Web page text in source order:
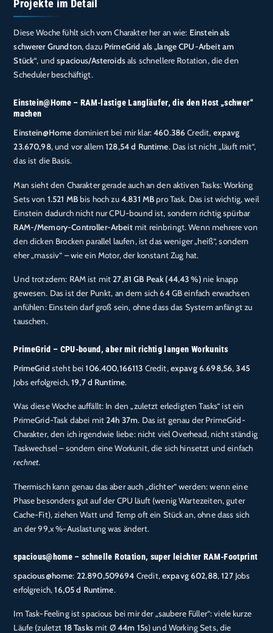
Projekte im Detail
Diese Woche fühlt sich vom Charakter her an wie: Einstein als
schwerer Grundton, dazu PrimeGrid als „lange CPU-Arbeit am
Stück“, undspacious/Asteroidsals schnellere Rotation, die den
Scheduler beschäftigt.
Einstein@Home – RAM-lastige Langläufer, die den Host „schwer“
machen
Einstein@Home dominiert bei mir klar:460.386 Credit, expavg
23.670,98, und vor allem128,54 d Runtime. Das ist nicht „läuft mit“,
das ist die Basis.
Man sieht den Charakter gerade auch an den aktiven Tasks: Working
Sets von 1.521 MBbis hoch zu4.831 MBpro Task. Das ist wichtig, weil
Einstein dadurch nicht nur CPU-bound ist, sondern richtig spürbar
RAM-/Memory-Controller-Arbeitmit reinbringt. Wenn mehrere von
den dicken Brocken parallel laufen, ist das weniger „heiß“, sondern
eher „massiv“ – wie ein Motor, der konstant Zug hat.
Und trotzdem: RAM ist mit27,81 GB Peak (44,43 %)nie knapp
gewesen. Das ist der Punkt, an dem sich 64 GB einfach erwachsen
anfühlen: Einstein darf groß sein, ohne dass das System anfängt zu
tauschen.
PrimeGrid – CPU-bound, aber mit richtig langen Workunits
PrimeGrid steht bei106.400,166113 Credit, expavg 6.698,56,345
Jobs erfolgreich,19,7 d Runtime.
Was diese Woche auffällt: In den „zuletzt erledigten Tasks“ ist ein
PrimeGrid-Task dabei mit24h 37m. Das ist genau der PrimeGrid-
Charakter, den ich irgendwie liebe: nicht viel Overhead, nicht ständig
Taskwechsel – sondern eine Workunit, die sich hinsetzt und einfach
rechnet.
Thermisch kann genau das aber auch „dichter“ werden: wenn eine
Phase besonders gut auf der CPU läuft (wenig Wartezeiten, guter
Cache-Fit), ziehen Watt und Temp oft ein Stück an, ohne dass sich
an der 99,x %-Auslastung was ändert.
spacious@home – schnelle Rotation, super leichter RAM-Footprint
spacious@home: 22.890,509694 Credit, expavg 602,88,127Jobs
erfolgreich,16,05 d Runtime.
Im Task-Feeling ist spacious bei mir der „saubere Füller“: viele kurze
Läufe (zuletzt 18 Tasksmit Ø44m 15s) und Working Sets, die